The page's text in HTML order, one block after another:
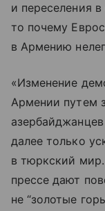
и переселения
то почему
в Армению
«Изменение
Армении путем
далее только
в тюркский
прессе дают
не “золотые